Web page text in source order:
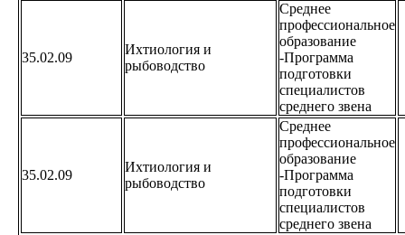
35.02.09
Ихтиология и
рыбоводство
Среднее
профессиональное
образование
-Программа
подготовки
специалистов
среднего звена
35.02.09
Ихтиология и
рыбоводство
Среднее
профессиональное
образование
-Программа
подготовки
специалистов
среднего звена